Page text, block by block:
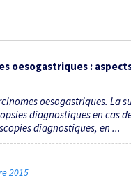
oesogastriques :
oesogastriques. La
diagnostiques en cas
diagnostiques, en ...
2015